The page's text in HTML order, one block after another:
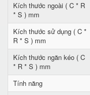
Kích thước ngoài ( C * R
* S ) mm
Kích thước sử dụng ( C *
R * S ) mm
Kích thước ngăn kéo ( C
* R * S ) mm
Tính năng